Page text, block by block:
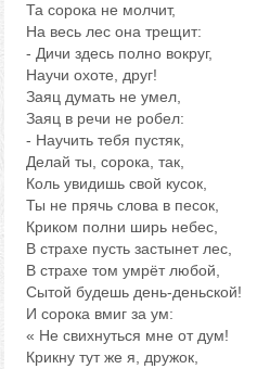
Та сорока не молчит,
На весь лес она трещит:
- Дичи здесь полно вокруг,
Научи охоте, друг!
Заяц думать не умел,
Заяц в речи не робел:
- Научить тебя пустяк,
Делай ты, сорока, так,
Коль увидишь свой кусок,
Ты не прячь слова в песок,
Криком полни ширь небес,
В страхе пусть застынет лес,
В страхе том умрёт любой,
Сытой будешь день-деньской!
И сорока вмиг за ум:
« Не свихнуться мне от дум!
Крикну тут же я, дружок,